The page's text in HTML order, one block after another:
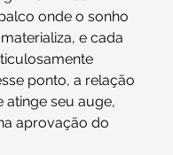
onde o sonho
e cada
ponto, a relação
atinge seu auge,
aprovação do